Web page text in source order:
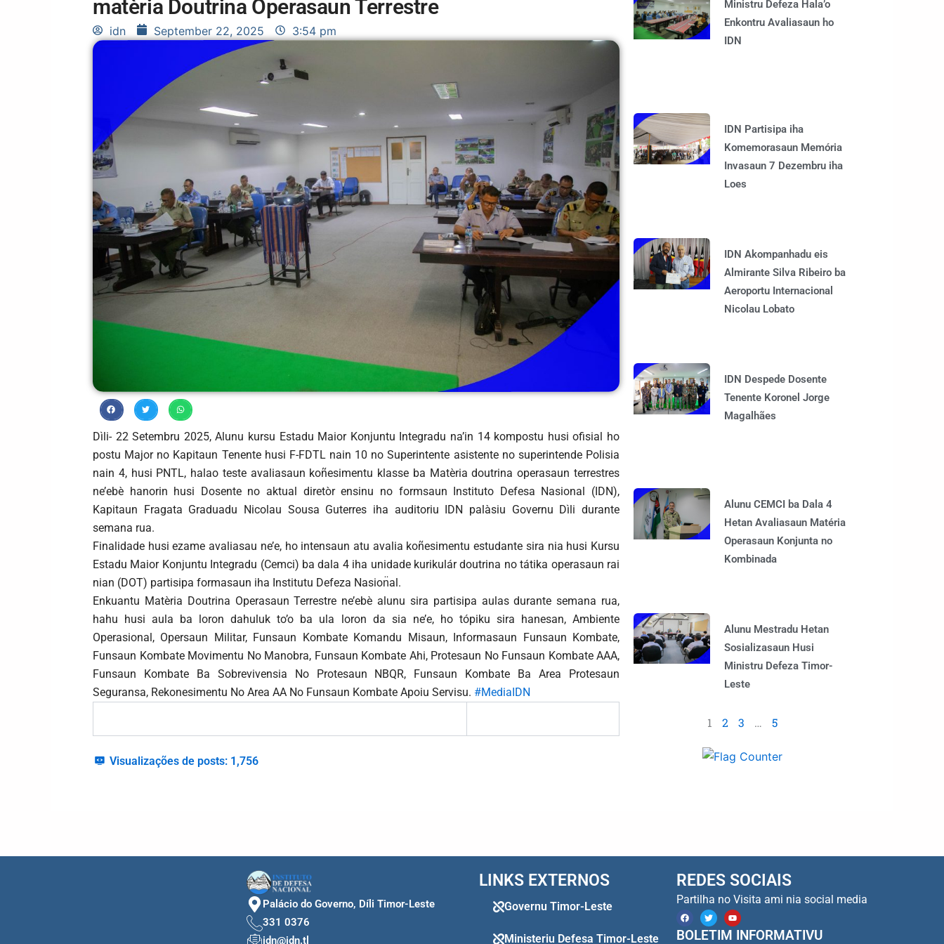
matèria Doutrina Operasaun Terrestre
idn September 22, 2025 3:54 pm
Dìli- 22 Setembru 2025, Alunu kursu Estadu Maior Konjuntu Integradu na’in 14 kompostu husi ofisial ho
postu Major no Kapitaun Tenente husi F-FDTL nain 10 no Superintente asistente no superintende Polisia
nain 4, husi PNTL, halao teste avaliasaun koñesimentu klasse ba Matèria doutrina operasaun terrestres
ne’ebè hanorin husi Dosente no aktual diretòr ensinu no formsaun Instituto Defesa Nasional (IDN),
Kapitaun Fragata Graduadu Nicolau Sousa Guterres iha auditoriu IDN palàsiu Governu Dìli durante
semana rua.
Finalidade husi ezame avaliasau ne’e, ho intensaun atu avalia koñesimentu estudante sira nia husi Kursu
Estadu Maior Konjuntu Integradu (Cemci) ba dala 4 iha unidade kurikulár doutrina no tátika operasaun rai
nian (DOT) partisipa formasaun iha Institutu Defeza Nasion̈al.
Enkuantu Matèria Doutrina Operasaun Terrestre ne’ebè alunu sira partisipa aulas durante semana rua,
hahu husi aula ba loron dahuluk to’o ba ula loron da sia ne’e, ho tópiku sira hanesan, Ambiente
Operasional, Opersaun Militar, Funsaun Kombate Komandu Misaun, Informasaun Funsaun Kombate,
Funsaun Kombate Movimentu No Manobra, Funsaun Kombate Ahi, Protesaun No Funsaun Kombate AAA,
Funsaun Kombate Ba Sobrevivensia No Protesaun NBQR, Funsaun Kombate Ba Area Protesaun
Seguransa, Rekonesimentu No Area AA No Funsaun Kombate Apoiu Servisu. #MediaIDN
Visualizações de posts: 1,756
Ministru Defeza Hala’o
Enkontru Avaliasaun ho
IDN
IDN Partisipa iha
Komemorasaun Memória
Invasaun 7 Dezembru iha
Loes
IDN Akompanhadu eis
Almirante Silva Ribeiro ba
Aeroportu Internacional
Nicolau Lobato
IDN Despede Dosente
Tenente Koronel Jorge
Magalhães
Alunu CEMCI ba Dala 4
Hetan Avaliasaun Matéria
Operasaun Konjunta no
Kombinada
Alunu Mestradu Hetan
Sosializasaun Husi
Ministru Defeza Timor-
Leste
1 2 3 … 5
Palácio do Governo, Díli Timor-Leste
331 0376
idn@idn.tl
LINKS EXTERNOS
Governu Timor-Leste
Ministeriu Defesa Timor-Leste
REDES SOCIAIS
Partilha no Visita ami nia social media
F
a
c
e
T
w
i
t
Y
o
u
t
BOLETIM INFORMATIVU